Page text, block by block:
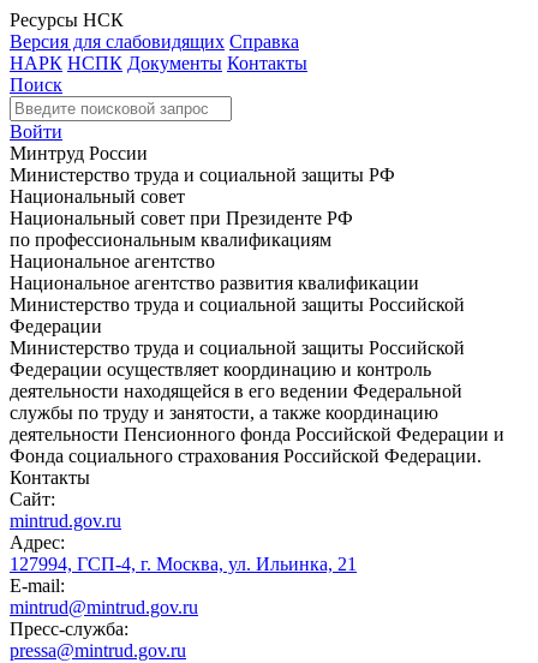
Ресурсы НСК
Версия для слабовидящих Справка
НАРК НСПК Документы Контакты
Поиск
Войти
Минтруд России
Министерство труда и социальной защиты РФ
Национальный совет
Национальный совет при Президенте РФ
по профессиональным квалификациям
Национальное агентство
Национальное агентство развития квалификации
Министерство труда и социальной защиты Российской
Федерации
Министерство труда и социальной защиты Российской
Федерации осуществляет координацию и контроль
деятельности находящейся в его ведении Федеральной
службы по труду и занятости, а также координацию
деятельности Пенсионного фонда Российской Федерации и
Фонда социального страхования Российской Федерации.
Контакты
Сайт:
mintrud.gov.ru
Адрес:
127994, ГСП-4, г. Москва, ул. Ильинка, 21
E-mail:
mintrud@mintrud.gov.ru
Пресс-служба:
pressa@mintrud.gov.ru